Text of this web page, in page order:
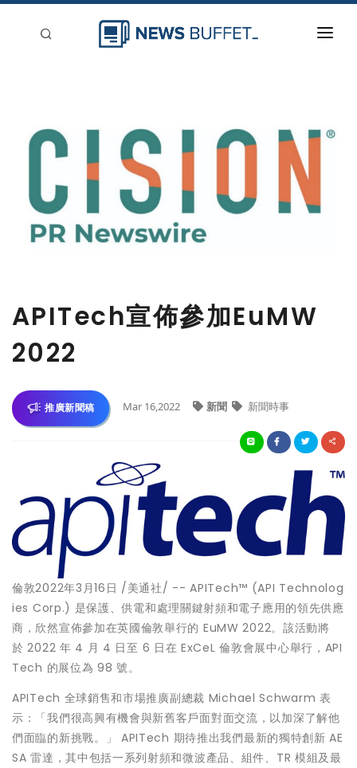
登入
APITech宣佈參加EuMW
2022
推廣新聞稿 Mar 16,2022 新聞 新聞時事
倫敦2022年3月16日 /美通社/ -- APITech™ (API Technolog
ies Corp.) 是保護、供電和處理關鍵射頻和電子應用的領先供應
商，欣然宣佈參加在英國倫敦舉行的 EuMW 2022。該活動將
於 2022 年 4 月 4 日至 6 日在 ExCeL 倫敦會展中心舉行，API
Tech 的展位為 98 號。
APITech 全球銷售和市場推廣副總裁 Michael Schwarm 表
示：「我們很高興有機會與新舊客戶面對面交流，以加深了解他
們面臨的新挑戰。」 APITech 期待推出我們最新的獨特創新 AE
SA 雷達，其中包括一系列射頻和微波產品、組件、TR 模組及最